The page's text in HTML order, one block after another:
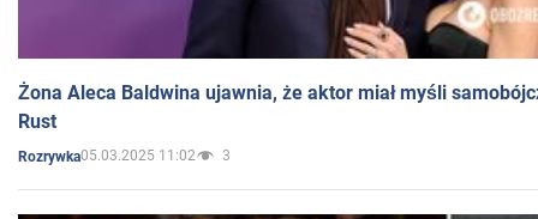
Żona Aleca Baldwina ujawnia, że aktor miał myśli
Rust
Rozrywka05.03.2025 11:02 3